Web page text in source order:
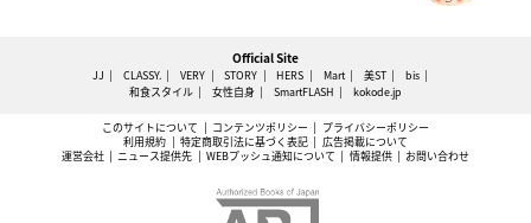
Official Site
JJ CLASSY. VERY STORY HERS Mart 美ST
bis
和食スタイル
女性自身 SmartFLASH kokode.jp
このサイトについて コンテンツポリシー
プライバシーポリシー
利用規約
特定商取引法に基づく表記
広告掲載について
運営会社
ニュース提供先 WEBプッシュ通知について 情報提供 お問い合わせ